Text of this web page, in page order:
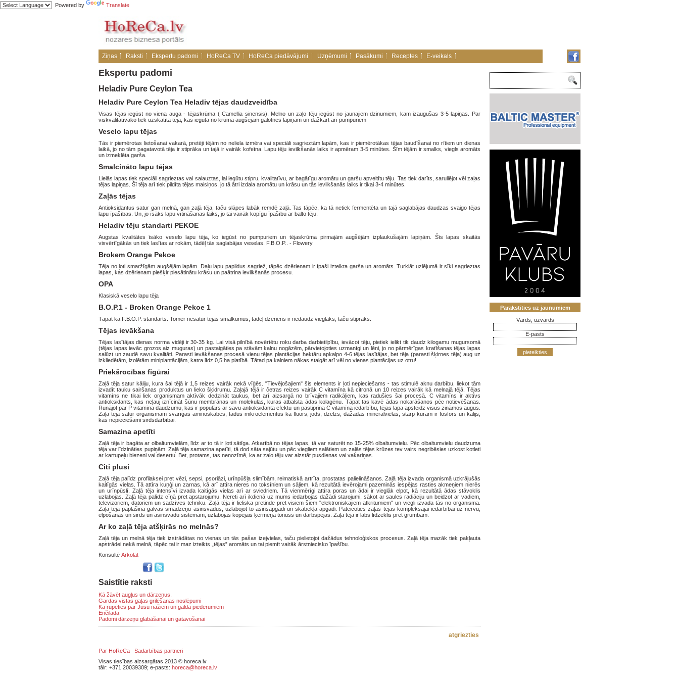
Powered by Translate
Ziņas Raksti Ekspertu padomi HoReCa TV HoReCa piedāvājumi Uzņēmumi Pasākumi Receptes E-veikals
Ekspertu padomi
Heladiv Pure Ceylon Tea
Heladiv Pure Ceylon Tea Heladiv tējas daudzveidība
Visas tējas iegūst no viena auga - tējaskrūma ( Camellia sinensis). Melno un zaļo tēju iegūst no jaunajiem dzinumiem, kam izaugušas 3-5 lapiņas. Par
viskvalitatīvāko tiek uzskatīta tēja, kas iegūta no krūma augšējām galotnes lapiņām un dažkārt arī pumpuriem
Veselo lapu tējas
Tās ir piemērotas lietošanai vakarā, pretēji tējām no neliela izmēra vai speciāli sagrieztām lapām, kas ir piemērotākas tējas baudīšanai no rītiem un dienas
laikā, jo no tām pagatavotā tēja ir stiprāka un tajā ir vairāk kofeīna. Lapu tēju ievilkšanās laiks ir apmēram 3-5 minūtes. Šīm tējām ir smalks, viegls aromāts
un izmeklēta garša.
Smalcināto lapu tējas
Lielās lapas tiek speciāli sagrieztas vai salauztas, lai iegūtu stipru, kvalitatīvu, ar bagātīgu aromātu un garšu apveltītu tēju. Tas tiek darīts, sarullējot vēl zaļas
tējas lapiņas. Šī tēja arī tiek pildīta tējas maisiņos, jo tā ātri izdala aromātu un krāsu un tās ievilkšanās laiks ir tikai 3-4 minūtes.
Zaļās tējas
Antioksidantus satur gan melnā, gan zaļā tēja, taču slāpes labāk remdē zaļā. Tas tāpēc, ka tā netiek fermentēta un tajā saglabājas daudzas svaigo tējas
lapu īpašības. Un, jo īsāks lapu vītināšanas laiks, jo tai vairāk kopīgu īpašību ar balto tēju.
Heladiv tēju standarti PEKOE
Augstas kvalitātes īsāko veselo lapu tēja, ko iegūst no pumpuriem un tējaskrūma pirmajām augšējām izplaukušajām lapiņām. Šīs lapas skaitās
visvērtīgākās un tiek lasītas ar rokām, tādēļ tās saglabājas veselas. F.B.O.P.. - Flowery
Brokem Orange Pekoe
Tēja no ļoti smaržīgām augšējām lapām. Daļu lapu papildus sagriež, tāpēc dzērienam ir īpaši izteikta garša un aromāts. Turklāt uzlējumā ir sīki sagrieztas
lapas, kas dzērienam piešķir piesātinātu krāsu un paātrina ievilkšanās procesu.
OPA
Klasiskā veselo lapu tēja
B.O.P.1 - Broken Orange Pekoe 1
Tāpat kā F.B.O.P. standarts. Tomēr nesatur tējas smalkumus, tādēļ dzēriens ir nedaudz vieglāks, taču stiprāks.
Tējas ievākšana
Tējas lasītājas dienas norma vidēji ir 30-35 kg. Lai visā pilnībā novērtētu roku darba darbietilpību, ievācot tēju, pietiek ielikt tik daudz kilogamu mugursomā
(tējas lapas ievāc grozos aiz muguras) un pastaigāties pa stāvām kalnu nogāzēm, pārvietojoties uzmanīgi un lēni, jo no pārmērīgas kratīšanas tējas lapas
salūzt un zaudē savu kvalitāti. Parasti ievākšanas procesā vienu tējas plantācijas hektāru apkalpo 4-6 tējas lasītājas, bet tēja (parasti šķirnes tēja) aug uz
izkliedētām, izolētām miniplantācijām, katra līdz 0,5 ha platībā. Tātad pa kalniem nākas staigāt arī vēl no vienas plantācijas uz otru!
Priekšrocības figūrai
Zaļā tēja satur kāliju, kura šai tējā ir 1,5 reizes vairāk nekā vīģēs. "Tievējošajiem" šis elements ir ļoti nepieciešams - tas stimulē aknu darbību, liekot tām
izvadīt tauku sairšanas produktus un lieko šķidrumu. Zaļajā tējā ir četras reizes vairāk C vitamīna kā citronā un 10 reizes vairāk kā melnajā tējā. Tējas
vitamīns ne tikai liek organismam aktīvāk dedzināt taukus, bet arī aizsargā no brīvajiem radikāļiem, kas radušies šai procesā. C vitamīns ir aktīvs
antioksidants, kas neļauj iznīcināt šūnu membrānas un molekulas, kuras atbalsta ādas kolagēnu. Tāpat tas kavē ādas nokarāšanos pēc notievēšanas.
Runājot par P vitamīna daudzumu, kas ir populārs ar savu antioksidanta efektu un pastiprina C vitamīna iedarbību, tējas lapa apsteidz visus zināmos augus.
Zaļā tēja satur organismam svarīgas aminoskābes, tādus mikroelementus kā fluors, jods, dzelzs, dažādas minerālvielas, starp kurām ir fosfors un kālijs,
kas nepieciešami sirdsdarbībai.
Samazina apetīti
Zaļā tēja ir bagāta ar olbaltumvielām, līdz ar to tā ir ļoti sātīga. Atkarībā no tējas lapas, tā var saturēt no 15-25% olbaltumvielu. Pēc olbaltumvielu daudzuma
tēja var līdzināties pupiņām. Zaļā tēja samazina apetīti, tā dod sāta sajūtu un pēc viegliem salātiem un zaļās tējas krūzes tev vairs negribēsies uzkost kotleti
ar kartupeļu biezeni vai desertu. Bet, protams, tas nenozīmē, ka ar zaļo tēju var aizstāt pusdienas vai vakariņas.
Citi plusi
Zaļā tēja palīdz profilaksei pret vēzi, sepsi, psoriāzi, urīnpūšļa slimībām, reimatiskā artrīta, prostatas palielināšanos. Zaļā tēja izvada organismā uzkrājušās
kaitīgās vielas. Tā attīra kuņģi un zarnas, kā arī attīra nieres no toksīniem un sāļiem, kā rezultātā ievērojami pazeminās iespējas rasties akmeņiem nierēs
un urīnpūslī. Zaļā tēja intensīvi izvada kaitīgās vielas arī ar sviedriem. Tā vienmērīgi attīra poras un ādai ir vieglāk elpot, kā rezultātā ādas stāvoklis
uzlabojas. Zaļā tēja palīdz cīņā pret apstarojumu. Nereti arī ikdienā uz mums iedarbojas dažādi starojumi, sākot ar saules radiāciju un beidzot ar vadiem,
televizoriem, datoriem un sadzīves tehniku. Zaļā tēja ir lieliska pretinde pret visiem šiem "elektroniskajiem atkritumiem" un viegli izvada tās no organisma.
Zaļā tēja paplašina galvas smadzeņu asinsvadus, uzlabojot to asinsapgādi un skābekļa apgādi. Pateicoties zaļās tējas kompleksajai iedarbībai uz nervu,
elpošanas un sirds un asinsvadu sistēmām, uzlabojas kopējais ķermeņa tonuss un darbspējas. Zaļā tēja ir labs līdzeklis pret grumbām.
Ar ko zaļā tēja atšķirās no melnās?
Zaļā tēja un melnā tēja tiek izstrādātas no vienas un tās pašas izejvielas, taču pielietojot dažādus tehnoloģiskos procesus. Zaļā tēja mazāk tiek pakļauta
apstrādei nekā melnā, tāpēc tai ir maz izteikts „tējas” aromāts un tai piemīt vairāk ārstniecisko īpašību.
Konsultē Arkolat
Saistītie raksti
Kā žāvēt augļus un dārzeņus.
Gardas vistas gaļas grilēšanas noslēpumi
Kā rūpēties par Jūsu nažiem un galda piederumiem
Enčilada
Padomi dārzeņu glabāšanai un gatavošanai
atgriezties
Parakstīties uz jaunumiem
Vārds, uzvārds
E-pasts
pieteikties
Par HoReCa
Sadarbības partneri
Visas tiesības aizsargātas 2013 © horeca.lv
tālr: +371 20039309; e-pasts: horeca@horeca.lv